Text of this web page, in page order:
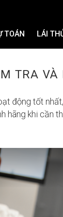
TOÁN LÁI
TRA VÀ
động tốt
hãng khi cần
CẦU
đây. Xin cảm